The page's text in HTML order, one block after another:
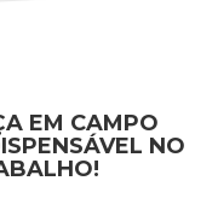
EM CAMPO
NO